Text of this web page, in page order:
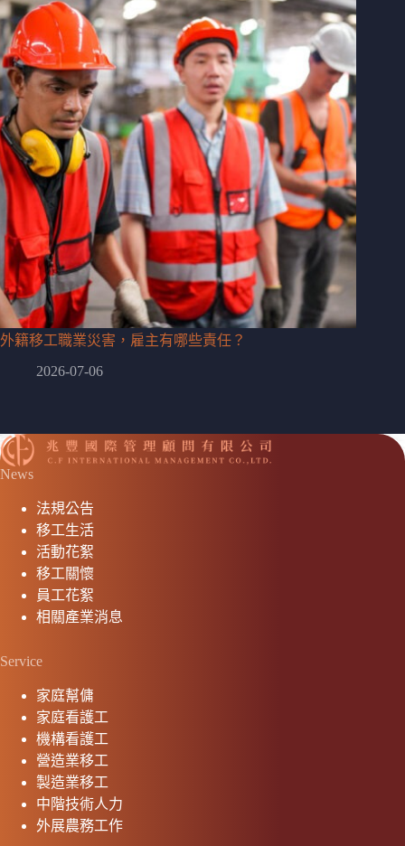
外籍移工職業災害，雇主有哪些責任？
2026-07-06
News
法規公告
移工生活
活動花絮
移工關懷
員工花絮
相關產業消息
Service
家庭幫傭
家庭看護工
機構看護工
營造業移工
製造業移工
中階技術人力
外展農務工作